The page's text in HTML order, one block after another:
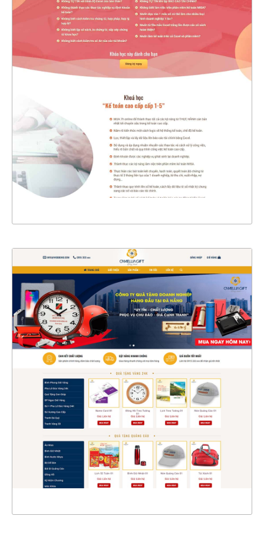
4535
CHI TIẾT
XEM THỰC TẾ
47210
CHI TIẾT
XEM THỰC TẾ